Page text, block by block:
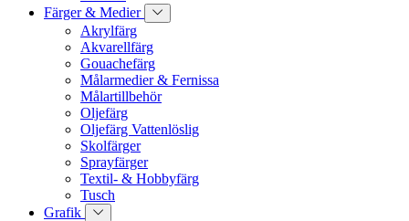
Färger & Medier
Akrylfärg
Akvarellfärg
Gouachefärg
Målarmedier & Fernissa
Målartillbehör
Oljefärg
Oljefärg Vattenlöslig
Skolfärger
Sprayfärger
Textil- & Hobbyfärg
Tusch
Grafik